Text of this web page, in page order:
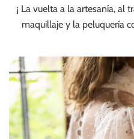
¡ La vuelta a la artesanía, al
maquillaje y la peluquería